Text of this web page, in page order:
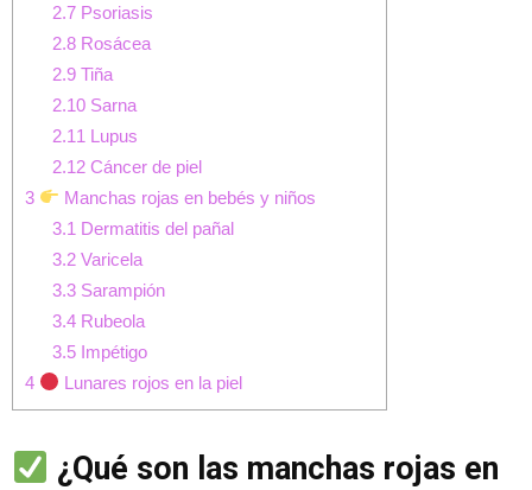
2.7Psoriasis
2.8Rosácea
2.9Tiña
2.10Sarna
2.11 Lupus
2.12Cáncer de piel
3
Manchas rojas en bebés y niños
3.1 Dermatitis del pañal
3.2Varicela
3.3Sarampión
3.4Rubeola
3.5Impétigo
4
Lunares rojos en la piel
¿Qué son las manchas rojas en